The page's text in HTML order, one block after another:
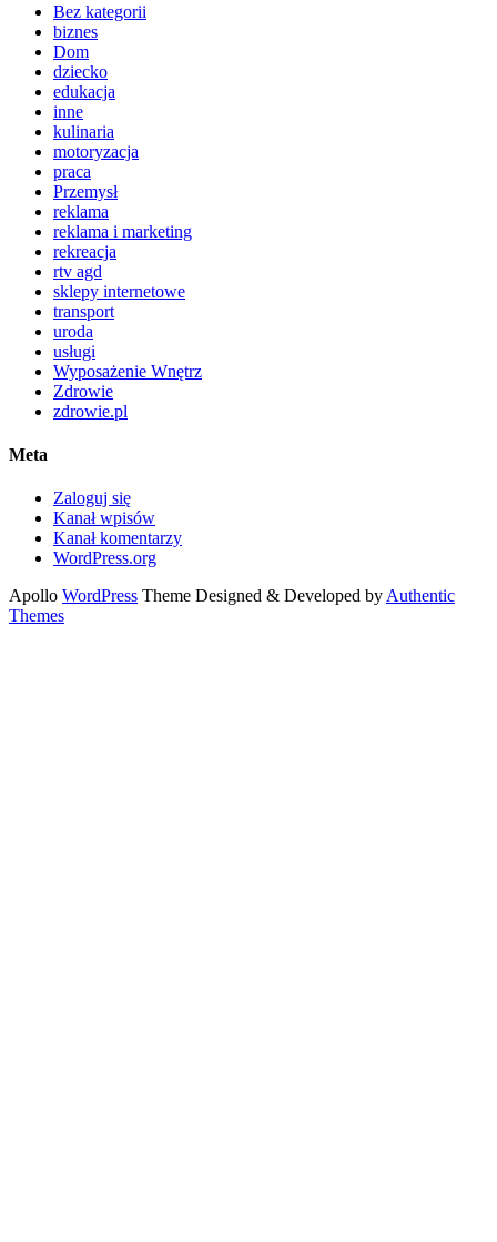
Bez kategorii
biznes
Dom
dziecko
edukacja
inne
kulinaria
motoryzacja
praca
Przemysł
reklama
reklama i marketing
rekreacja
rtv agd
sklepy internetowe
transport
uroda
usługi
Wyposażenie Wnętrz
Zdrowie
zdrowie.pl
Meta
Zaloguj się
Kanał wpisów
Kanał komentarzy
WordPress.org
Apollo WordPress Theme Designed & Developed byAuthentic
Themes